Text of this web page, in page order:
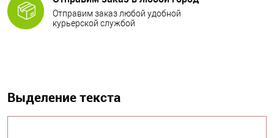
Отправим заказ любой удобной
курьерской службой
Выделение текста